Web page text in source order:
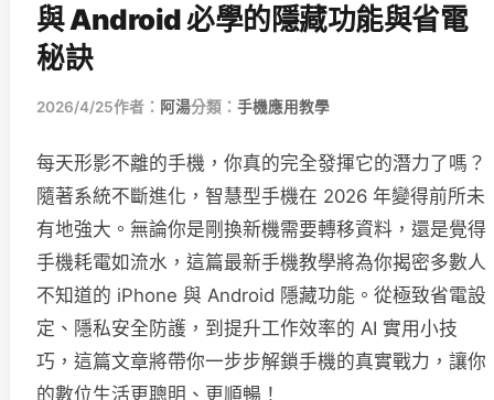
與 Android 必學的隱藏功能與省電
秘訣
2026/4/25作者： 阿湯分類： 手機應用教學
每天形影不離的手機，你真的完全發揮它的潛力了嗎？
隨著系統不斷進化，智慧型手機在 2026 年變得前所未
有地強大。無論你是剛換新機需要轉移資料，還是覺得
手機耗電如流水，這篇最新手機教學將為你揭密多數人
不知道的 iPhone 與 Android 隱藏功能。從極致省電設
定、隱私安全防護，到提升工作效率的 AI 實用小技
巧，這篇文章將帶你一步步解鎖手機的真實戰力，讓你
的數位生活更聰明、更順暢！